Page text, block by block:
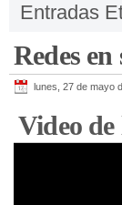
Entradas
Redes
lunes, 27 de mayo
Video de